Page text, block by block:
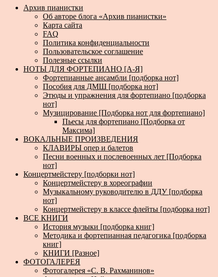
Архив пианистки
Об авторе блога «Архив пианистки»
Карта сайта
FAQ
Политика конфиденциальности
Пользовательское соглашение
Полезные ссылки
НОТЫ ДЛЯ ФОРТЕПИАНО [А-Я]
Фортепианные ансамбли [подборка нот]
Пособия для ДМШ [подборка нот]
Этюды и упражнения для фортепиано [подборка
нот]
Музицирование [Подборка нот для фортепиано]
Пьесы для фортепиано [Подборка от
Максима]
ВОКАЛЬНЫЕ ПРОИЗВЕДЕНИЯ
КЛАВИРЫ опер и балетов
Песни военных и послевоенных лет [Подборка
нот]
Концертмейстеру [подборки нот]
Концертмейстеру в хореографии
Музыкальному руководителю в ДДУ [подборка
нот]
Концертмейстеру в классе флейты [подборка нот]
ВСЕ КНИГИ
История музыки [подборка книг]
Методика и фортепианная педагогика [подборка
книг]
КНИГИ [Разное]
ФОТОГАЛЕРЕЯ
Фотогалерея «С. В. Рахманинов»